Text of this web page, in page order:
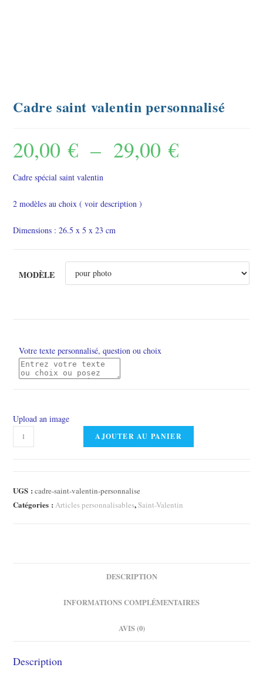
Cadre saint valentin personnalisé
20,00€ – 29,00€Plage
Cadre spécial saint valentin
2 modèles au choix ( voir description )
Dimensions : 26.5 x 5 x 23 cm
MODÈLE
Votre texte personnalisé, question ou choix
Upload an image
quantité
de
valentin
personnalisé
AJOUTER AU PANIER
UGS :cadre-saint-valentin-personnalise
Catégories : Articles personnalisables,Saint-Valentin
DESCRIPTION
INFORMATIONS COMPLÉMENTAIRES
AVIS (0)
Description